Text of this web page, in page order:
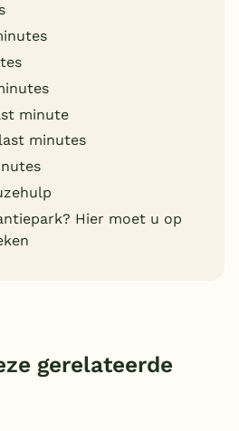
minute
minutes
Hier moet u op
gerelateerde